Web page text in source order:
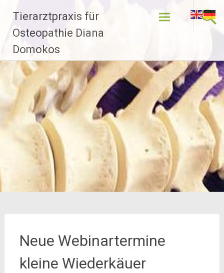
Inhalt
springen
Tierarztpraxis für
Osteopathie Diana
Domokos
Neue Webinartermine
kleine Wiederkäuer